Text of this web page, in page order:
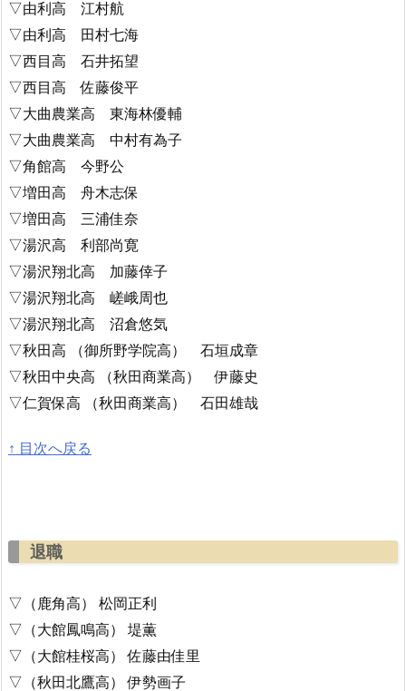
▽由利高 江村航
▽由利高 田村七海
▽西目高 石井拓望
▽西目高 佐藤俊平
▽大曲農業高 東海林優輔
▽大曲農業高 中村有為子
▽角館高 今野公
▽増田高 舟木志保
▽増田高 三浦佳奈
▽湯沢高 利部尚寛
▽湯沢翔北高 加藤倖子
▽湯沢翔北高 嵯峨周也
▽湯沢翔北高 沼倉悠気
▽秋田高 （御所野学院高） 石垣成章
▽秋田中央高 （秋田商業高） 伊藤史
▽仁賀保高 （秋田商業高） 石田雄哉
↑ 目次へ戻る
退職
▽（鹿角高） 松岡正利
▽（大館鳳鳴高） 堤薫
▽（大館桂桜高） 佐藤由佳里
▽（秋田北鷹高） 伊勢画子